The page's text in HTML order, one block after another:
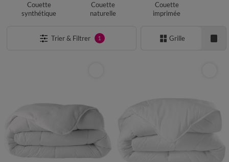
Couette
synthétique
Couette
naturelle
Couette
imprimée
Trier & Filtrer 1 Grille